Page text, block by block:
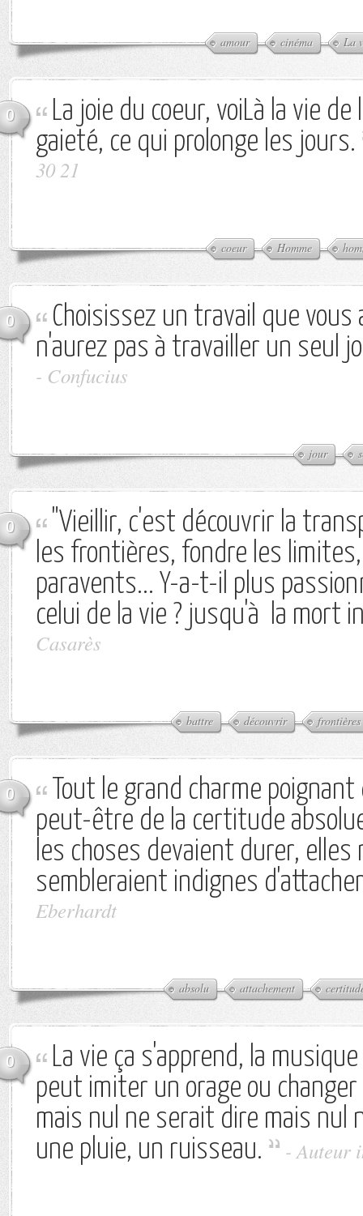
amour cinéma La
0
La joie du coeur, voiLà la vie de
gaieté, ce qui prolonge les jours.
30 21
coeur Homme
0
Choisissez un travail que vous
n'aurez pas à travailler un seul
- Confucius
jour
0
"Vieillir, c'est découvrir la
les frontières, fondre les
paravents... Y-a-t-il plus
celui de la vie ? jusqu'à la mort
Casarès
battre découvrir frontières
0
Tout le grand charme
peut-être de la certitude
les choses devaient durer, elles
sembleraient indignes
Eberhardt
absolu attachement
0
La vie ça s'apprend, la
peut imiter un orage ou
mais nul ne serait dire mais nul
une pluie, un ruisseau.
-Auteur